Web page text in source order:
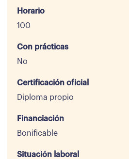
Horario
100
Con prácticas
No
Certificación oficial
Diploma propio
Financiación
Bonificable
Situación laboral